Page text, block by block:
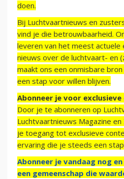
doen.
Bij Luchtvaartnieuws en
vind je die betrouwbaarheid.
leveren van het meest actuele
nieuws over de luchtvaart- en
maakt ons een onmisbare
een stap voor willen blijven.
Abonneer je voor
Door je te abonneren op
Luchtvaartnieuws Magazine
je toegang tot exclusieve
ervaring die je steeds een
Abonneer je vandaag nog
een gemeenschap die